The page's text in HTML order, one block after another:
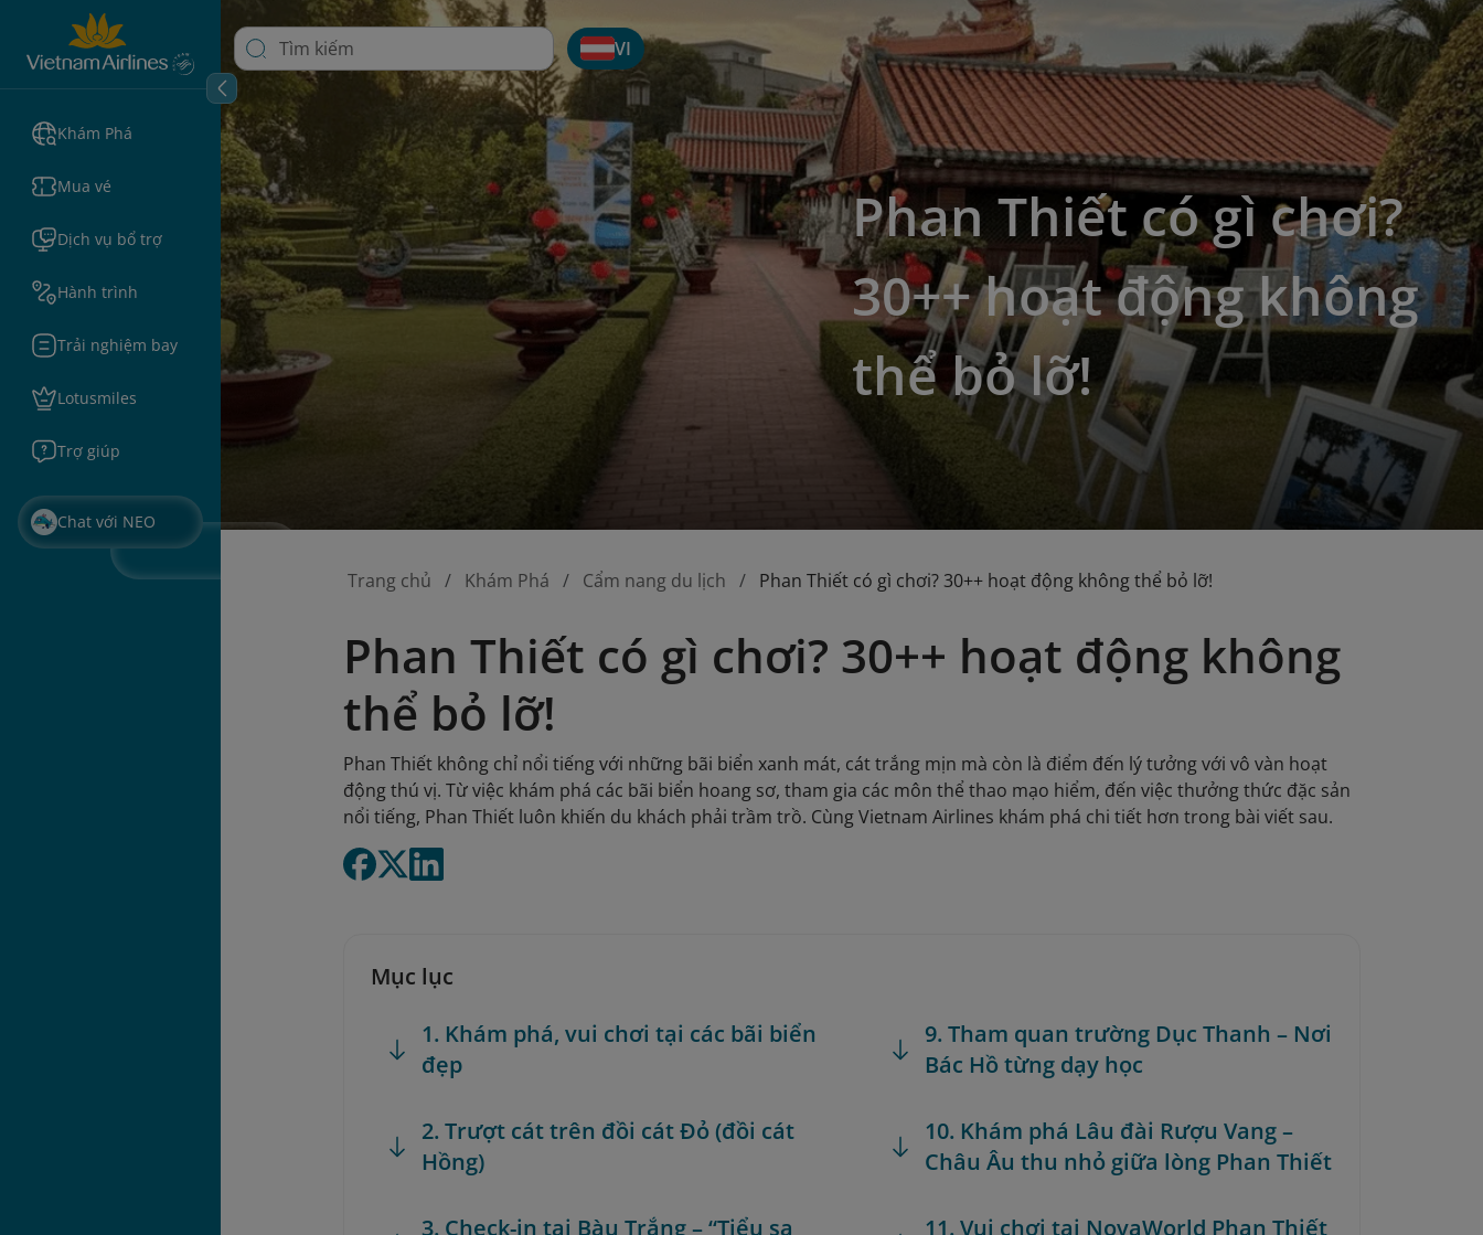
Khám Phá
Mua vé
Dịch vụ bổ trợ
Hành trình
Trải nghiệm bay
Lotusmiles
Trợ giúp
Chat với NEO
VI
Phan Thiết có gì chơi?
30++ hoạt động không
thể bỏ lỡ!
Trang chủ Khám Phá Cẩm nang du lịch Phan Thiết có gì chơi? 30++ hoạt động không thể bỏ lỡ!
Phan Thiết có gì chơi? 30++ hoạt động không
thể bỏ lỡ!
Phan Thiết không chỉ nổi tiếng với những bãi biển xanh mát, cát trắng mịn mà còn là điểm đến lý tưởng với vô vàn hoạt
động thú vị. Từ việc khám phá các bãi biển hoang sơ, tham gia các môn thể thao mạo hiểm, đến việc thưởng thức đặc sản
nổi tiếng, Phan Thiết luôn khiến du khách phải trầm trồ. Cùng Vietnam Airlines khám phá chi tiết hơn trong bài viết sau.
Mục lục
1. Khám phá, vui chơi tại các bãi biển
đẹp
2. Trượt cát trên đồi cát Đỏ (đồi cát
Hồng)
3. Check-in tại Bàu Trắng – “Tiểu sa
9. Tham quan trường Dục Thanh – Nơi
Bác Hồ từng dạy học
10. Khám phá Lâu đài Rượu Vang –
Châu Âu thu nhỏ giữa lòng Phan Thiết
11. Vui chơi tại NovaWorld Phan Thiết